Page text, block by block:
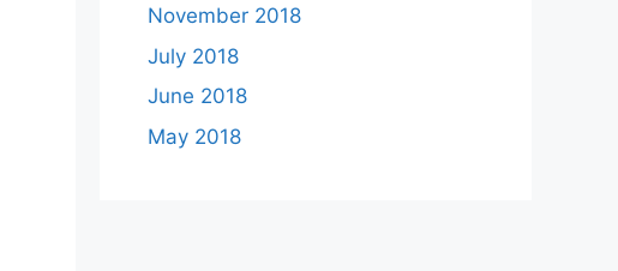
November 2018
July 2018
June 2018
May 2018